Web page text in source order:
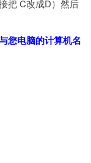
把 C改成D）然后
您电脑的计算机名